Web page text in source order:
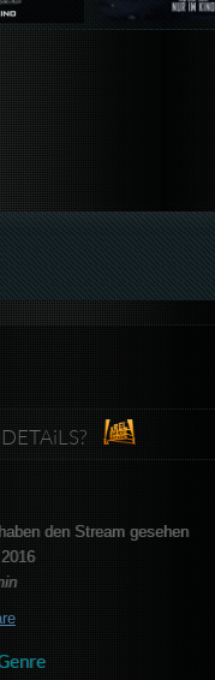
den Stream gesehen